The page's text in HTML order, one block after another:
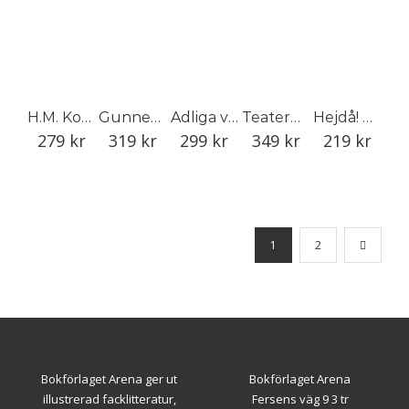
H.M. Konungens Hovstall
279 kr
Gunnebo
319 kr
Adliga vapensköldar i Sverige
299 kr
Teaterns kläder
349 kr
Hejdå! Begravningsboken
219 kr
1 2
Bokförlaget Arena ger ut
illustrerad facklitteratur,
Bokförlaget Arena
Fersens väg 9 3 tr